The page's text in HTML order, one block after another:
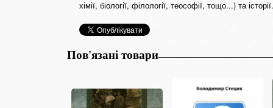
хімії, біології, філології, теософії, тощо...) та історії.
Пов'язані товари